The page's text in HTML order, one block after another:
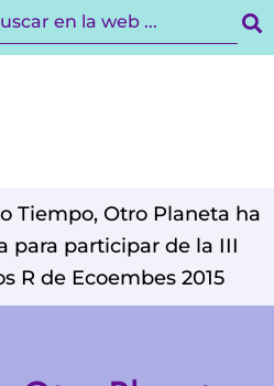
Tiempo, Otro Planeta ha
para participar de la III
R de Ecoembes 2015